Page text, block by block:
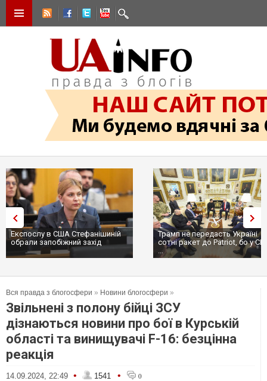
Експослу в США Стефанішиній
обрали запобіжний захід
Трамп не передасть Україні
сотні ракет до Patriot, бо у
...
Вся правда з блогосфери » Новини блогосфери »
Звільнені з полону бійці ЗСУ
дізнаються новини про бої в Курській
області та винищувачі F-16: безцінна
реакція
14.09.2024, 22:49 • 1541 • 0